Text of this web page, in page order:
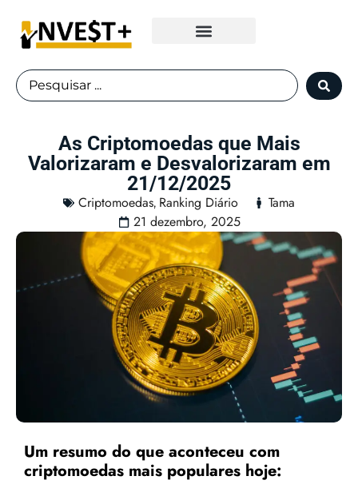
As Criptomoedas que Mais
Valorizaram e Desvalorizaram em
21/12/2025
Criptomoedas, Ranking Diário
Tama
21 dezembro, 2025
Um resumo do que aconteceu com
criptomoedas mais populares hoje: